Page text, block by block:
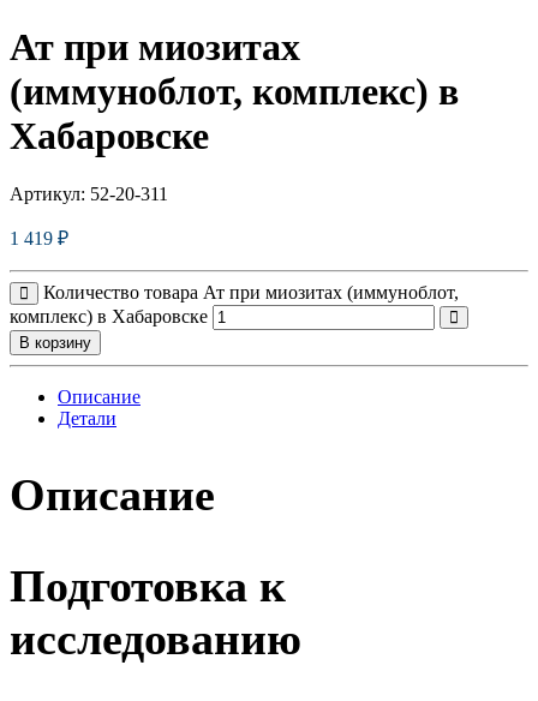
Ат при миозитах
(иммуноблот, комплекс) в
Хабаровске
Артикул: 52-20-311
1 419 ₽
Количество товара Ат при миозитах (иммуноблот,
комплекс) в Хабаровске
В корзину
Описание
Детали
Описание
Подготовка к
исследованию